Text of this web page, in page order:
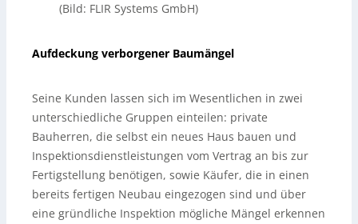
(Bild: FLIR Systems GmbH)
Aufdeckung verborgener Baumängel
Seine Kunden lassen sich im Wesentlichen in zwei
unterschiedliche Gruppen einteilen: private
Bauherren, die selbst ein neues Haus bauen und
Inspektionsdienstleistungen vom Vertrag an bis zur
Fertigstellung benötigen, sowie Käufer, die in einen
bereits fertigen Neubau eingezogen sind und über
eine gründliche Inspektion mögliche Mängel erkennen